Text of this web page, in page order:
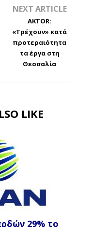
NEXT ARTICLE
AKTOR:
«Τρέχουν» κατά
προτεραιότητα
τα έργα στη
Θεσσαλία
LIKE
29% το